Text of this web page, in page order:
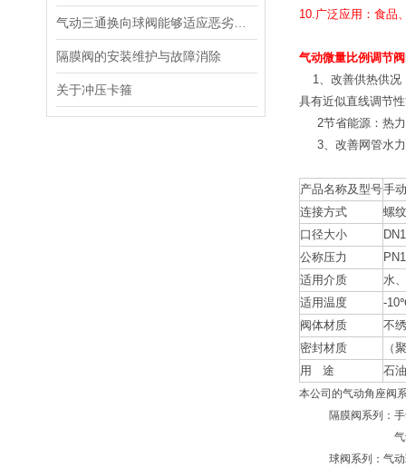
隔膜阀的安装维护与故障消除
关于冲压卡箍
10.广泛应用：食品
气动微量比例调节阀
1、改善供热供
具有近似直线调节
2节省能源：热力
3、改善网管水力
产品名称及型号手
连接方式
螺
口径大小
公称压力
适用介质
水
适用温度
-10
阀体材质
不
密封材质
（
用
途 石油
本公司的气动角座阀
隔膜阀系列：手
气动隔膜阀：焊
球阀系列：气动球